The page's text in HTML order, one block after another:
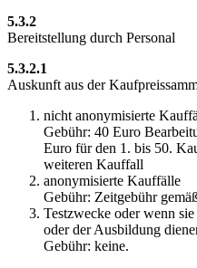
5.3.2
Bereitstellung durch Personal
5.3.2.1
Auskunft aus der
nicht anonymisierte
Gebühr: 40 Euro
Euro für den 1. bis 50.
weiteren Kauffall
anonymisierte Kauffälle
Gebühr: Zeitgebühr
Testzwecke oder wenn
oder der Ausbildung
Gebühr: keine.